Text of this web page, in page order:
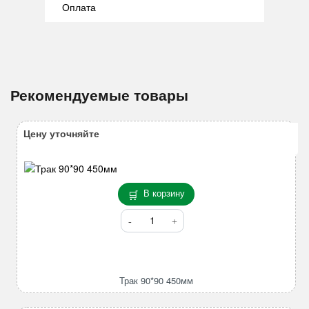
Оплата
Рекомендуемые товары
В корзину
Количество
товара
Трак 90*90 450мм
Цену уточняйте